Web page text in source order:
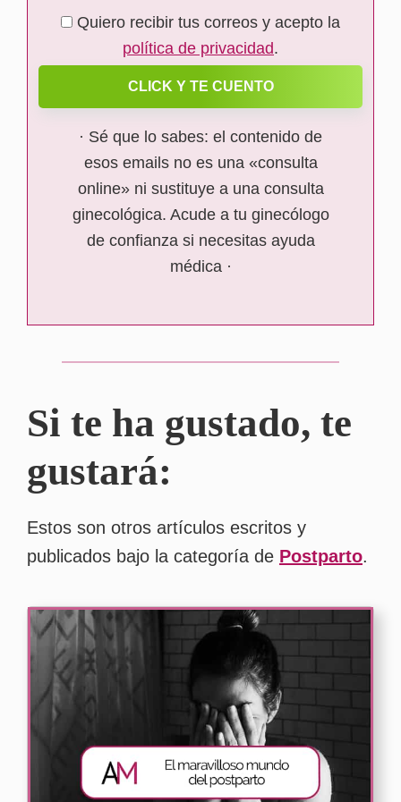
Quiero recibir tus correos y acepto la
política de privacidad.
CLICK Y TE CUENTO
· Sé que lo sabes: el contenido de
esos emails no es una «consulta
online» ni sustituye a una consulta
ginecológica. Acude a tu ginecólogo
de confianza si necesitas ayuda
médica ·
Si te ha gustado, te
gustará:
Estos son otros artículos escritos y
publicados bajo la categoría de Postparto.